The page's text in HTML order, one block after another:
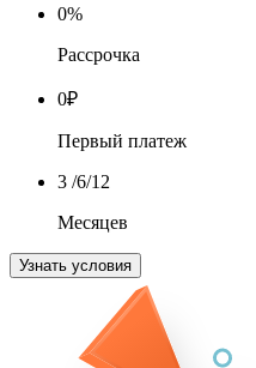
0%
Рассрочка
0₽
Первый платеж
3 /6/12
Месяцев
Узнать условия